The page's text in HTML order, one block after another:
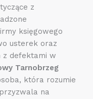
z
księgowego
usterek oraz
z defektami w
Tarnobrzeg
która rozumie
na